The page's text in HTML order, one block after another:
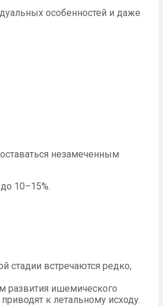
особенностей и даже
незамеченным
10–15%.
стадии встречаются редко,
развития ишемического
к летальному исходу.